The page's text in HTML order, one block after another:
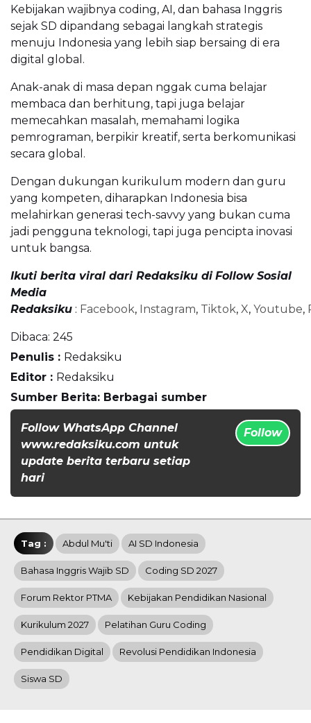
Kebijakan wajibnya coding, AI, dan bahasa Inggris
sejak SD dipandang sebagai langkah strategis
menuju Indonesia yang lebih siap bersaing di era
digital global.
Anak-anak di masa depan nggak cuma belajar
membaca dan berhitung, tapi juga belajar
memecahkan masalah, memahami logika
pemrograman, berpikir kreatif, serta berkomunikasi
secara global.
Dengan dukungan kurikulum modern dan guru
yang kompeten, diharapkan Indonesia bisa
melahirkan generasi tech-savvy yang bukan cuma
jadi pengguna teknologi, tapi juga pencipta inovasi
untuk bangsa.
Ikuti berita viral dari Redaksiku di Follow Sosial
Media
Redaksiku : Facebook, Instagram, Tiktok, X, Youtube,
Dibaca: 245
Penulis : Redaksiku
Editor : Redaksiku
Sumber Berita: Berbagai sumber
Follow WhatsApp Channel
www.redaksiku.com untuk
update berita terbaru setiap
hari
Follow
Tag : Abdul Mu'ti AI SD Indonesia
Bahasa Inggris Wajib SD Coding SD 2027
Forum Rektor PTMA Kebijakan Pendidikan Nasional
Kurikulum 2027 Pelatihan Guru Coding
Pendidikan Digital Revolusi Pendidikan Indonesia
Siswa SD